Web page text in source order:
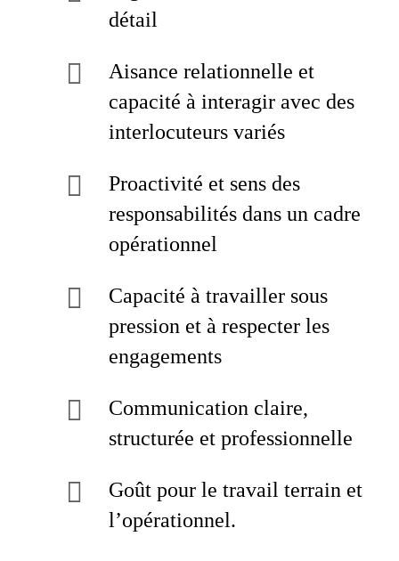
détail
Aisance relationnelle et
capacité à interagir avec des
interlocuteurs variés
Proactivité et sens des
responsabilités dans un cadre
opérationnel
Capacité à travailler sous
pression et à respecter les
engagements
Communication claire,
structurée et professionnelle
Goût pour le travail terrain et
l’opérationnel.